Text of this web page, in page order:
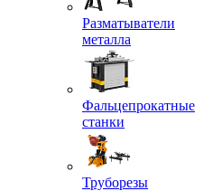
Разматыватели
металла
Фальцепрокатные
станки
Труборезы